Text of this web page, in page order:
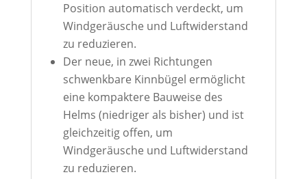
Position automatisch verdeckt, um
Windgeräusche und Luftwiderstand
zu reduzieren.
Der neue, in zwei Richtungen
schwenkbare Kinnbügel ermöglicht
eine kompaktere Bauweise des
Helms (niedriger als bisher) und ist
gleichzeitig offen, um
Windgeräusche und Luftwiderstand
zu reduzieren.